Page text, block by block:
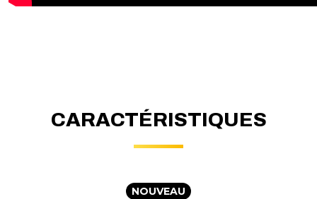
CARACTÉRISTIQUES
NOUVEAU